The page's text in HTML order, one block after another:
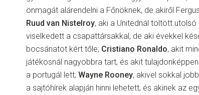
önmagát alárendelni a Főnöknek, de akiről
Ruud van Nistelroy, aki a Unitednál töltött
viselkedett a csapattársakkal, de aki évekkel
bocsánatot kért tőle; Cristiano Ronaldo, akit
játékosnál nagyobbra tart, és akit
a portugál lett; Wayne Rooney, akivel sokkal
a sajtóhírek alapján hinni lehetett, és akinek az